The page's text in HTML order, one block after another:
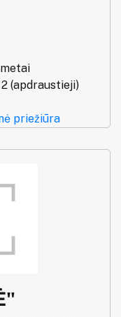
(apdraustieji)
priežiūra